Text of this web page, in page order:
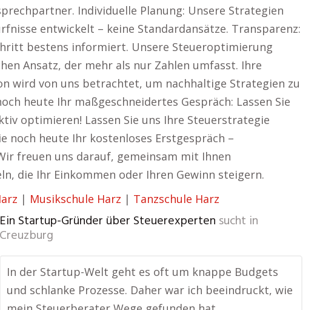
Individuelle Planung: Unsere Strategien
entwickelt – keine Standardansätze. Transparenz:
bestens informiert. Unsere Steueroptimierung
Ansatz, der mehr als nur Zahlen umfasst. Ihre
wird von uns betrachtet, um nachhaltige Strategien zu
heute Ihr maßgeschneidertes Gespräch: Lassen Sie
optimieren! Lassen Sie uns Ihre Steuerstrategie
noch heute Ihr kostenloses Erstgespräch –
freuen uns darauf, gemeinsam mit Ihnen
die Ihr Einkommen oder Ihren Gewinn steigern.
| Musikschule Harz | Tanzschule Harz
Ein Startup-Gründer über Steuerexperten sucht in
Creuzburg
In der Startup-Welt geht es oft um knappe Budgets
und schlanke Prozesse. Daher war ich beeindruckt, wie